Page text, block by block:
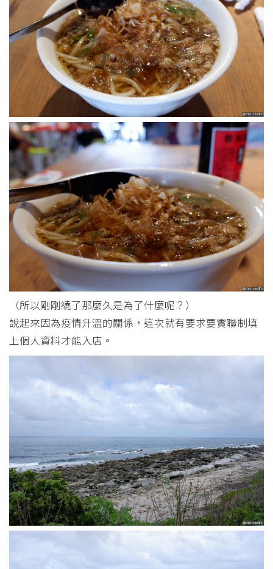
（所以剛剛繞了那麼久是為了什麼呢？）
說起來因為疫情升溫的關係，這次就有要求要實聯制填
上個人資料才能入店。